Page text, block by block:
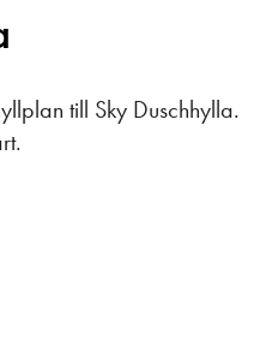
till Sky Duschhylla.